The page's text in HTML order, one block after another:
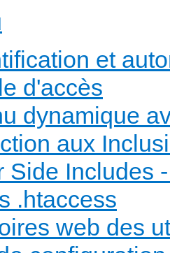
et
d'accès
dynamique
aux
Side Includes
.htaccess
web des